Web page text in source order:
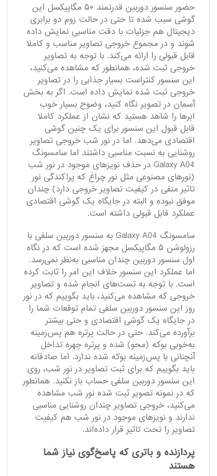
حضور سنسور دوربین قدرتمند ۵۰ مگاپیکسل این
گوشی سبب شده تا حتی در حالت زوم دو برابری
دیجیتال هم جزئیات با دقت مناسبی نمایش داده
شوند و در مجموع خروجی تصاویر مناسب و کاملا
قابل قبولی را ارائه می‌کند. با توجه به تصاویر
خروجی ثبت شده، همانطور که مشاهده می‌کنید،
این سنسور کنتراست بسیار جذابی را در تصاویر
خروجی ثبت شده نمایش داده است. اگر به بخش
آسمان در تصویر نگاه کنید، وضوح بسیار خوب
ابر‌ها را شاهد هستید که نشان از عملکرد کاملا
قابل قبول این سنسور برای یک چنین گوشی
اقتصادی می‌دهد. اما در نور شب خروجی تصاویر
روشنایی به نسبت مناسبی داشتند اما سامسونگ
Galaxy A04 در حذف نویز‌های موجود در نور شب
(نور‌های مصنوعی مثل نور چراغ که پراکندگی نور
تاثیر منفی در کیفیت تصاویر خروجی دارد) چندان
موفق نبوده و البته در جایگاه یک گوشی اقتصادی
عملکرد قابل قبولی داشته است.
سامسونگ Galaxy A04 به سنسور دوربین سلفی با
رزولوشن ۵ مگاپیکسل مجهز شده است که در نگاه
اول سنسور دوربین چندان مناسبی به‌نظر نمی‌رسد.
اما عملکرد این سنسور خلاف این امر را ثابت کرده
است. با توجه به تست‌های انجام شده و تصاویر
خروجی که مشاهده می‌کنید، باید بگوییم که در نور
روز این سنسور دوربین سلفی تمام توقعات شما را
در جایگاه یک گوشی اقتصادی و حتی بیشتر
بر‌آورده می‌کند. حتی در حالت پرتره هم پس‌زمینه
به‌خوبی بوکه (محو) شده و پرتره چهره تداخل
آنچنانی با پس‌زمینه بوکه شده ندارد. اما صادقانه
باید بگوییم که برای ثبت تصاویر در نور شب، روی
این سنسور دوربین سلفی حساب باز نکنید. همانطور
که در نمونه تصویر ثبت شده نور شب مشاهده
می‌کنید، خروجی تصاویر چندان روشنایی مناسبی
ندارند و نویز‌‌‌‌‌‌‌‌‌‌‌‌‌‌‌‌‌‌‌‌‌‌‌‌‌‌‌‌‌‌‌‌‌‌‌‌‌‌‌‌‌‌‌‌‌‌‌‌‌‌‌‌‌‌‌‌‌های موجود در نور شب هم کیفیت
تصاویر را تحت تاثیر قرار داده‌اند.
پردازنده و باتری که پاسخ‌گوی نیاز شما
هستند